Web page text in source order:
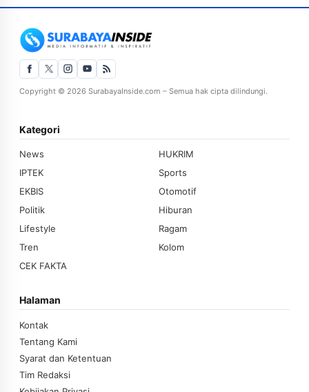
Copyright © 2026 SurabayaInside.com – Semua hak cipta dilindungi.
Kategori
News
HUKRIM
IPTEK
Sports
EKBIS
Otomotif
Politik
Hiburan
Lifestyle
Ragam
Tren
Kolom
CEK FAKTA
Halaman
Kontak
Tentang Kami
Syarat dan Ketentuan
Tim Redaksi